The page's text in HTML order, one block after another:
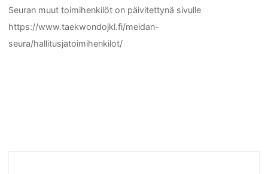
Seuran muut toimihenkilöt on päivitettynä sivulle
https://www.taekwondojkl.fi/meidan-
seura/hallitusjatoimihenkilot/